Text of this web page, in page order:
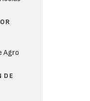
Agro
DE